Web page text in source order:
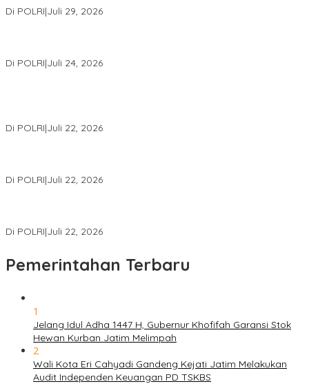
Di POLRI|Juli 29, 2026
Di POLRI|Juli 24, 2026
Di POLRI|Juli 22, 2026
Di POLRI|Juli 22, 2026
Di POLRI|Juli 22, 2026
Pemerintahan Terbaru
1
Jelang Idul Adha 1447 H, Gubernur Khofifah Garansi Stok
Hewan Kurban Jatim Melimpah
2
Wali Kota Eri Cahyadi Gandeng Kejati Jatim Melakukan
Audit Independen Keuangan PD TSKBS